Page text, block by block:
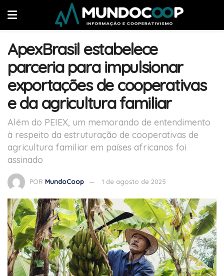
ApexBrasil estabelece
parceria para impulsionar
exportações de cooperativas
e da agricultura familiar
Além do PEIEX, um memorando de entendimento
à respeito da estruturação de cooperativas de
agricultura familiar em países africanos foi
assinado
POR MundoCoop 1 de agosto de 2025